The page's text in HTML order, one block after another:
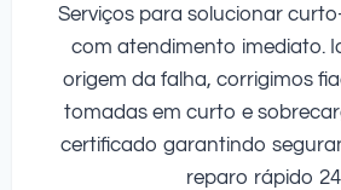
Serviços para solucionar
com atendimento imediato.
origem da falha, corrigimos
tomadas em curto e
certificado garantindo
reparo rápido